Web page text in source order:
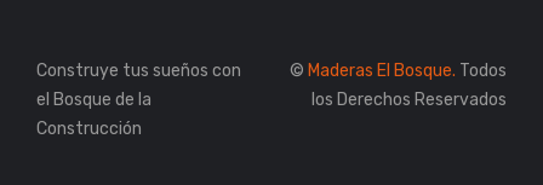
Construye tus sueños con
el Bosque de la
Construcción
© Maderas El Bosque. Todos
los Derechos Reservados